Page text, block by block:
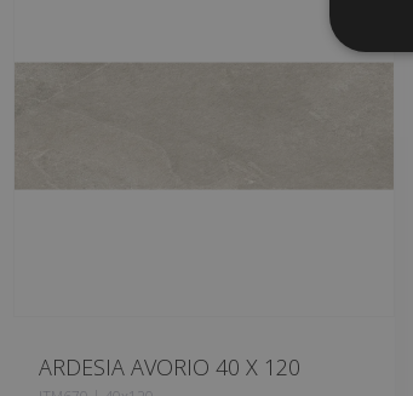
ARDESIA AVORIO 40 X 120